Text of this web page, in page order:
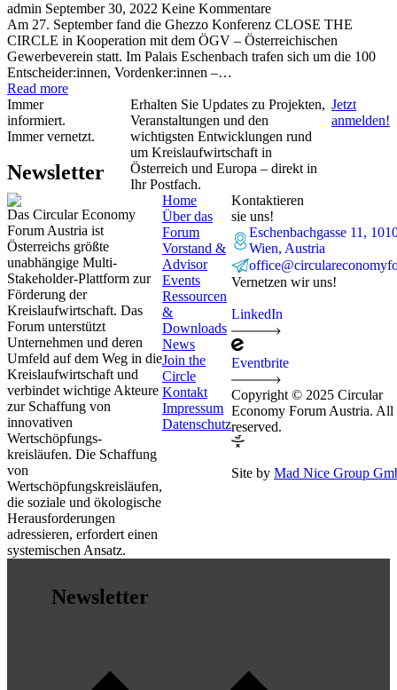
admin September 30, 2022 Keine Kommentare
Am 27. September fand die Ghezzo Konferenz CLOSE THE
CIRCLE in Kooperation mit dem ÖGV – Österreichischen
Gewerbeverein statt. Im Palais Eschenbach trafen sich um die 100
Entscheider:innen, Vordenker:innen –…
Read more
Immer
informiert.
Immer vernetzt.
Newsletter
Erhalten Sie Updates zu Projekten,
Veranstaltungen und den
wichtigsten Entwicklungen rund
um Kreislaufwirtschaft in
Österreich und Europa – direkt in
Ihr Postfach.
Jetzt
anmelden!
Das Circular Economy
Forum Austria ist
Österreichs größte
unabhängige Multi-
Stakeholder-Plattform zur
Förderung der
Kreislaufwirtschaft. Das
Forum unterstützt
Unternehmen und deren
Umfeld auf dem Weg in die
Kreislaufwirtschaft und
verbindet wichtige Akteure
zur Schaffung von
innovativen
Wertschöpfungs-
kreisläufen. Die Schaffung
von
Wertschöpfungskreisläufen,
die soziale und ökologische
Herausforderungen
adressieren, erfordert einen
systemischen Ansatz.
Home
Über das
Forum
Vorstand &
Advisor
Events
Ressourcen
&
Downloads
News
Join the
Circle
Kontakt
Impressum
Datenschutz
Kontaktieren
sie uns!
Eschenbachgasse 11,
Wien, Austria
Vernetzen wir uns!
LinkedIn
Eventbrite
Copyright © 2025 Circular
Economy Forum Austria. All
reserved.
Site by Mad Nice Group
Newsletter